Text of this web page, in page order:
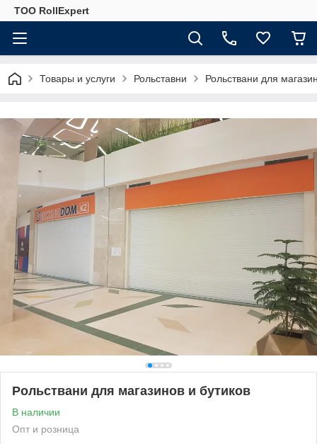
ТОО RollExpert
Товары и услуги Рольставни Рольствани для
Рольствани для магазинов и бутиков
В наличии
Опт и розница